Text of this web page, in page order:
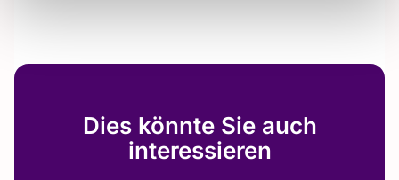
Dies könnte Sie auch
interessieren